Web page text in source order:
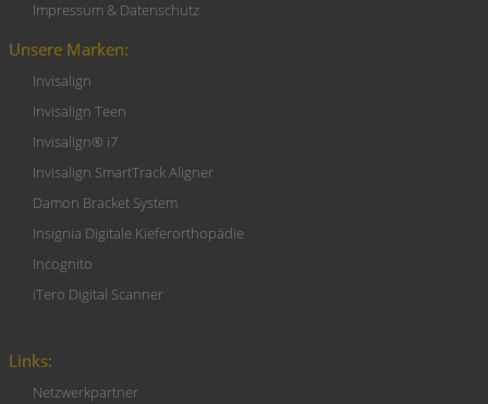
Impressum & Datenschutz
Unsere Marken:
Invisalign
Invisalign Teen
Invisalign® i7
Invisalign SmartTrack Aligner
Damon Bracket System
Insignia Digitale Kieferorthopädie
Incognito
iTero Digital Scanner
Links:
Netzwerkpartner